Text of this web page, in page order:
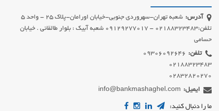
آدرس:
شعبه تهران-سهروردی جنوبی-خیابان اورامان-پلاک 25 - واحد 5
تلفن:02188323483 - 09129277017 شعبه آبیک : بلوار طالقانی . خیابان
حسامی
تلفن:
02832820270
ایمیل: info@bankmashaghel.com
ما را دنبال کنید: